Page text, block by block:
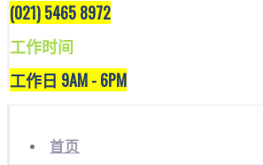
(021) 5465 8972
工作时间
工作日 9AM - 6PM
首页